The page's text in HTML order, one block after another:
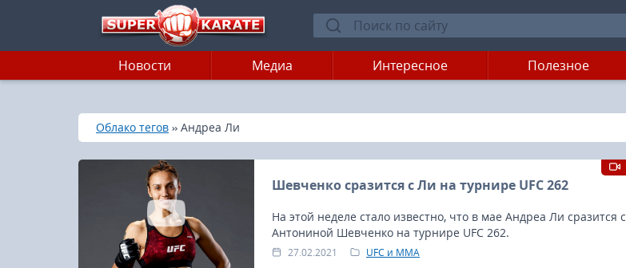
Новости Медиа Интересное Полезное
Главная
»
Облако тегов » Андреа Ли
Шевченко сразится с Ли на турнире UFC 262
На этой неделе стало известно, что в мае Андреа Ли сразится с
Антониной Шевченко на турнире UFC 262.
27.02.2021 UFC и MMA